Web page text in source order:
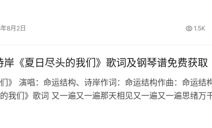
8月2日 1.5K
岸《夏日尽头的我们》歌词及钢琴谱免费获取
们》 演唱：命运结构、诗岸作词：命运结构作曲：命运结
我们》歌词 又一遍又一遍那天相见又一遍又一遍思绪万